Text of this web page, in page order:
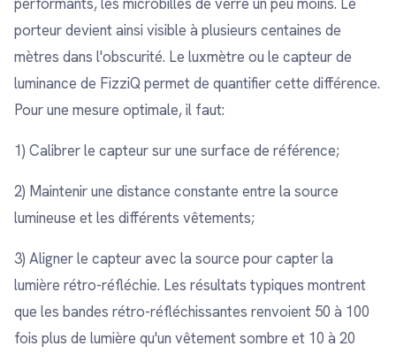
porteur devient ainsi visible à plusieurs centaines de
mètres dans l'obscurité. Le luxmètre ou le capteur de
luminance de FizziQ permet de quantifier cette différence.
Pour une mesure optimale, il faut:
1) Calibrer le capteur sur une surface de référence;
2) Maintenir une distance constante entre la source
lumineuse et les différents vêtements;
3) Aligner le capteur avec la source pour capter la
lumière rétro-réfléchie. Les résultats typiques montrent
que les bandes rétro-réfléchissantes renvoient 50 à 100
fois plus de lumière qu'un vêtement sombre et 10 à 20